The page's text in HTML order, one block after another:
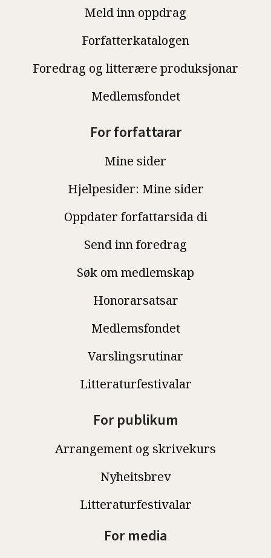
Meld inn oppdrag
Forfatterkatalogen
Foredrag og litterære produksjonar
Medlemsfondet
For forfattarar
Mine sider
Hjelpesider: Mine sider
Oppdater forfattarsida di
Send inn foredrag
Søk om medlemskap
Honorarsatsar
Medlemsfondet
Varslingsrutinar
Litteraturfestivalar
For publikum
Arrangement og skrivekurs
Nyheitsbrev
Litteraturfestivalar
For media